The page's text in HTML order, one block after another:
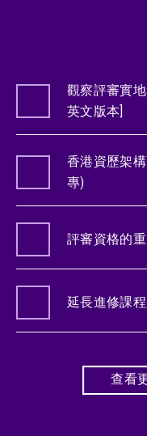
查看
觀察評審實
英文版本]
香港資歷架
專)
評審資格的
延長進修課